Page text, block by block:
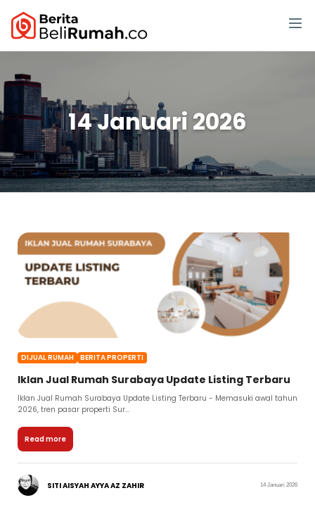
14 Januari 2026
DIJUAL RUMAH BERITA PROPERTI
Iklan Jual Rumah Surabaya Update Listing Terbaru
Iklan Jual Rumah Surabaya Update Listing Terbaru - Memasuki awal tahun
2026, tren pasar properti Sur...
Read more
SITI AISYAH AYYA AZ ZAHIR 14 Januari 2026